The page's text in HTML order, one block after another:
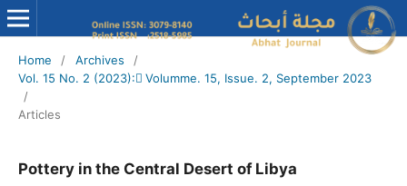
Home / Archives
/
Vol. 15 No. 2 (2023): ِVolumme. 15, Issue. 2, September 2023
/
Articles
Pottery in the Central Desert of Libya